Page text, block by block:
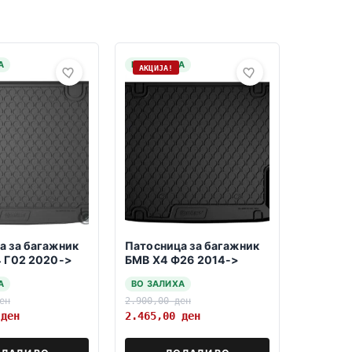
за багажник
Г02 2020->
ден
НА ЗАЛИХА
АКЦИЈА!
Патосница за багажник
БМВ Х4 Ф26 2014->
ВО ЗАЛИХА
2.900,00ден
2.465,00 ден